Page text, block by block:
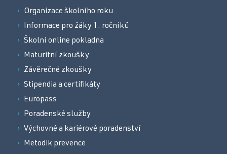
Organizace školního roku
Informace pro žáky 1. ročníků
Školní online pokladna
Maturitní zkoušky
Závěrečné zkoušky
Stipendia a certifikáty
Europass
Poradenské služby
Výchovné a kariérové poradenství
Metodik prevence